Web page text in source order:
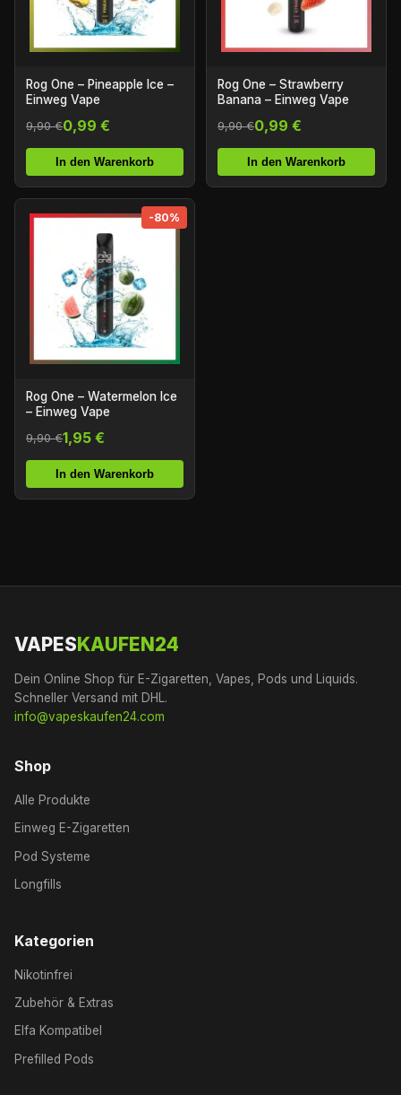
Rog One – Pineapple Ice –
Einweg Vape
9,90 €0,99 €
In den Warenkorb
Rog One – Strawberry
Banana – Einweg Vape
9,90 €0,99 €
In den Warenkorb
-80%
Rog One – Watermelon Ice
– Einweg Vape
9,90 €1,95 €
In den Warenkorb
VAPESKAUFEN24
Dein Online Shop für E-Zigaretten, Vapes, Pods und Liquids.
Schneller Versand mit DHL.
info@vapeskaufen24.com
Shop
Alle Produkte
Einweg E-Zigaretten
Pod Systeme
Longfills
Kategorien
Nikotinfrei
Zubehör & Extras
Elfa Kompatibel
Prefilled Pods